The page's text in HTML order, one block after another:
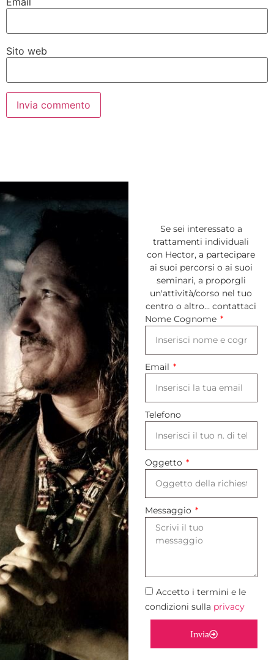
Sito web
Se sei interessato a
trattamenti individuali
con Hector, a partecipare
ai suoi percorsi o ai suoi
seminari, a proporgli
un'attività/corso nel tuo
centro o altro… contattaci
Nome Cognome
Email
Telefono
Oggetto
Messaggio
Accetto i termini e le
condizioni sulla privacy
Invia